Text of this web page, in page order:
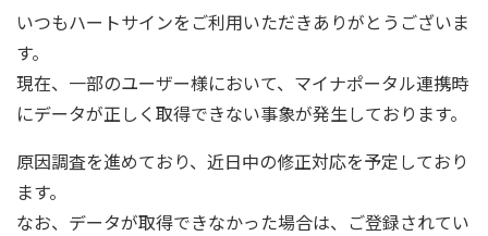
いつもハートサインをご利用いただきありがとうございま
す。
現在、一部のユーザー様において、マイナポータル連携時
にデータが正しく取得できない事象が発生しております。
原因調査を進めており、近日中の修正対応を予定しており
ます。
なお、データが取得できなかった場合は、ご登録されてい